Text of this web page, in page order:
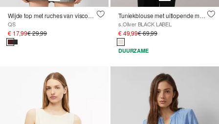
Wijde top met ruches van viscosemix
QS
€ 17,99€ 29,99
Tuniekblouse met uitlopende mouwen
s.Oliver BLACK LABEL
€ 49,99€ 69,99
DUURZAME